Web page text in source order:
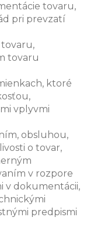
tovaru,
pri prevzatí
tovaru
ktoré
vplyvmi
obsluhou,
o tovar,
v rozpore
v dokumentácii,
predpismi